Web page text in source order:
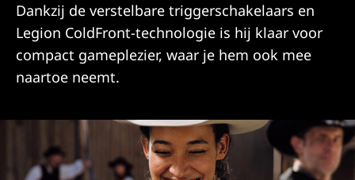
Dankzij de verstelbare triggerschakelaars en
Legion ColdFront-technologie is hij klaar voor
compact gameplezier, waar je hem ook mee
naartoe neemt.